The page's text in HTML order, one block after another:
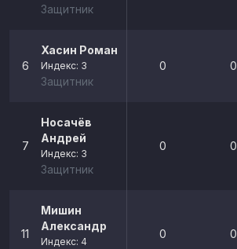
Защитник
6
Хасин Роман
Индекс: 3
Защитник
0 0
7
Носачёв
Андрей
Индекс: 3
Защитник
0 0
11
Мишин
Александр
Индекс: 4
0 0